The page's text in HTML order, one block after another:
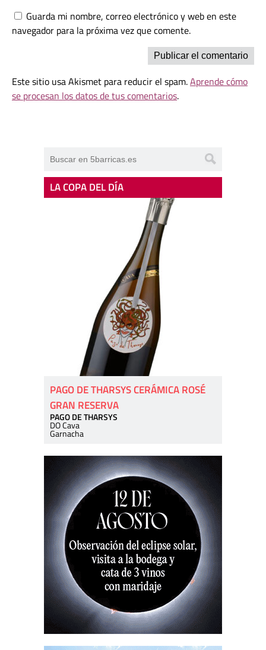
Guarda mi nombre, correo electrónico y web en este
navegador para la próxima vez que comente.
Este sitio usa Akismet para reducir el spam.Aprende cómo
se procesan los datos de tus comentarios.
LA COPA DEL DÍA
PAGO DE THARSYS CERÁMICA ROSÉ
GRAN RESERVA
PAGO DE THARSYS
DO Cava
Garnacha